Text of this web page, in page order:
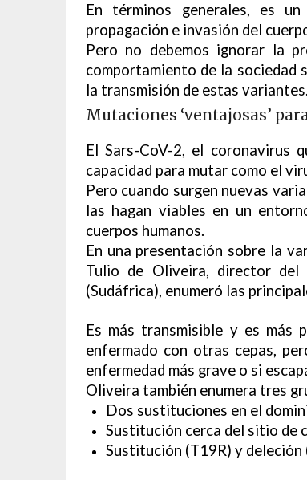
En términos generales, es
propagación e invasión del
Pero no debemos ignorar la
comportamiento de la sociedad
la transmisión de estas variantes.
Mutaciones ‘ventajosas’
El Sars-CoV-2, el coronavirus
capacidad para mutar como el
Pero cuando surgen nuevas
las hagan viables en un
cuerpos humanos.
En una presentación sobre la
Tulio de Oliveira, director del
(Sudáfrica), enumeró las
Es más transmisible y es más
enfermado con otras cepas,
enfermedad más grave o si
Oliveira también enumera tres
Dos sustituciones en el
Sustitución cerca del sitio de
Sustitución (T19R) y